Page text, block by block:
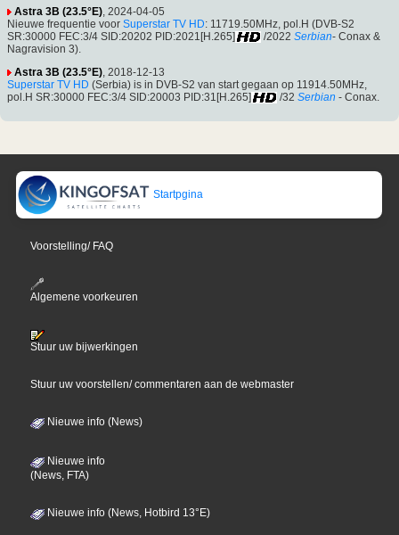
Astra 3B (23.5°E) , 2024-04-05
Nieuwe frequentie voor Superstar TV HD: 11719.50MHz, pol.H (DVB-S2
SR:30000 FEC:3/4 SID:20202 PID:2021[H.265]
/2022 Serbian- Conax &
Nagravision 3).
Astra 3B (23.5°E), 2018-12-13
Superstar TV HD (Serbia) is in DVB-S2 van start gegaan op 11914.50MHz,
pol.H SR:30000 FEC:3/4 SID:20003 PID:31[H.265]
/32 Serbian - Conax.
Startpgina
Voorstelling/ FAQ
Algemene voorkeuren
Stuur uw bijwerkingen
Stuur uw voorstellen/ commentaren aan de webmaster
Nieuwe info (News)
Nieuwe info
(News, FTA)
Nieuwe info (News, Hotbird 13°E)